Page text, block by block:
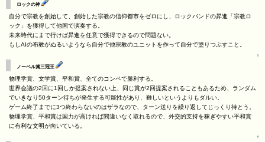
ロックの神
自分で宗教を創始して、創始した宗教の信仰都市をゼロにし、ロックバンドの昇進「宗教ロ
ック」を獲得して他国で演奏する。
未来時代にまで行けば昇進を任意で獲得できるので問題ない。
もしAIの布教がぬるいようなら自分で他宗教のユニットを作って自分で塗りつぶすこと。
↑
ノーベル賞三冠王
物理学賞、文学賞、平和賞、全てのコンペで勝利する。
世界会議の2回に1回しか提案されない上、同じ賞が2回提案されることもあるため、ランダム
でいきなり50ターン待ちが発生する可能性があり、難しいというよりもダルい。
ゲーム終了までに3つ終わらないのはザラなので、ターン送りを繰り返してじっくり待とう。
物理学賞、平和賞は国力が高ければ間違いなく取れるので、外交的支持を稼ぎやすい平和賞
に有利な文明が向いている。
↑